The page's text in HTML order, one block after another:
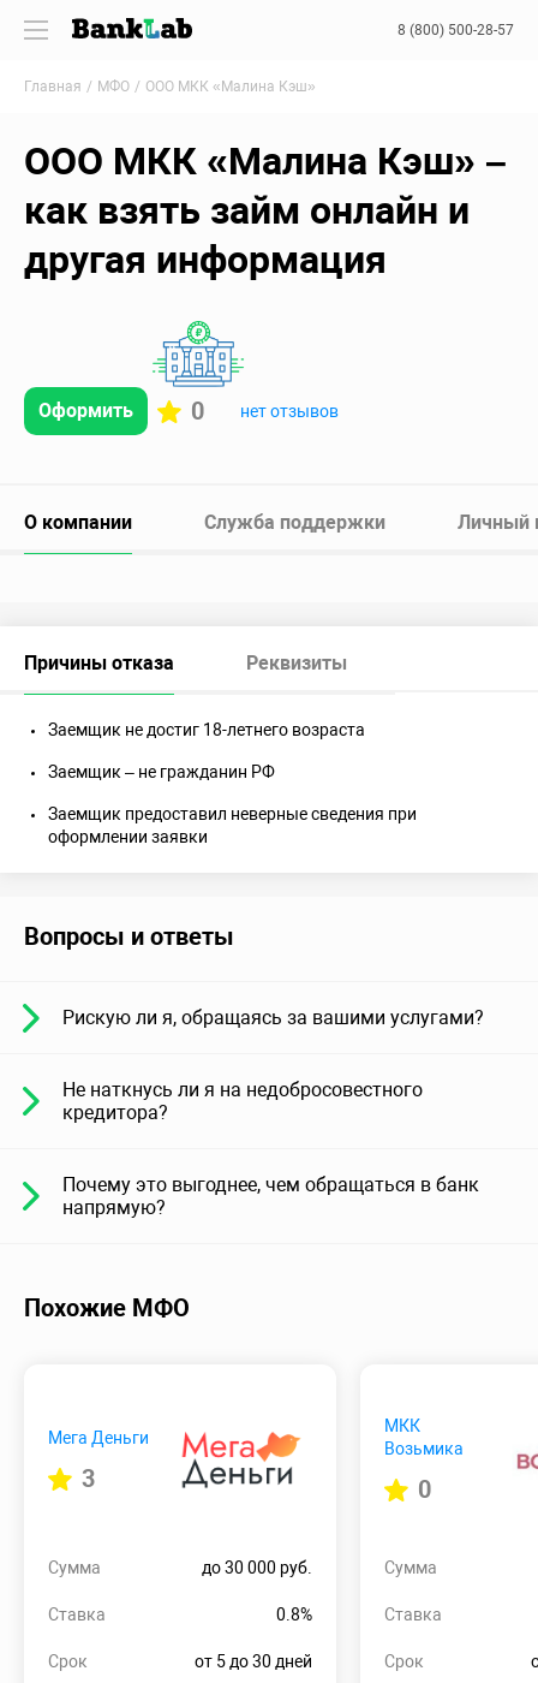
8 (800) 500-28-57
Главная МФО ООО МКК «Малина Кэш»
ООО МКК «Малина Кэш» –
как взять займ онлайн и
другая информация
Оформить 0 нет отзывов
О компании Служба поддержки Личный
Причины отказа Реквизиты
Заемщик не достиг 18-летнего возраста
Заемщик – не гражданин РФ
Заемщик предоставил неверные сведения при
оформлении заявки
Вопросы и ответы
Рискую ли я, обращаясь за вашими услугами?
Не наткнусь ли я на недобросовестного
кредитора?
Почему это выгоднее, чем обращаться в банк
напрямую?
Похожие МФО
Мега Деньги
3
Сумма до 30 000 руб.
Ставка 0.8%
Срок от 5 до 30 дней
МКК
Возьмика
0
Сумма
Ставка
Срок